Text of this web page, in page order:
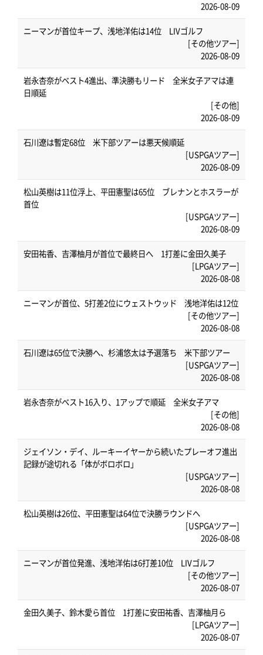
2026-08-09
ニーマンが首位キープ、浅地洋佑は14位 LIVゴルフ
[その他ツアー]
2026-08-09
岩永杏奈がベスト4進出、準決勝もリード 全米女子アマは連
日順延
[その他]
2026-08-09
石川遼は暫定68位 米下部ツアーは悪天候順延
[USPGAツアー]
2026-08-09
松山英樹は11位浮上、平田憲聖は65位 ブレナンとホスラーが
首位
[USPGAツアー]
2026-08-09
安田祐香、吉澤柚月が首位で最終日へ 1打差に金田久美子
[LPGAツアー]
2026-08-08
ニーマンが首位、5打差2位にウェストウッド 浅地洋佑は12位
[その他ツアー]
2026-08-08
石川遼は65位で決勝へ、杉浦悠太は予選落ち 米下部ツアー
[USPGAツアー]
2026-08-08
岩永杏奈がベスト16入り、1アップで順延 全米女子アマ
[その他]
2026-08-08
ジェイソン・デイ、ルーキーイヤーから続いたプレーオフ進出
記録が途切れる「体がボロボロ」
[USPGAツアー]
2026-08-08
松山英樹は26位、平田憲聖は64位で決勝ラウンドへ
[USPGAツアー]
2026-08-08
ニーマンが首位発進、浅地洋佑は6打差10位 LIVゴルフ
[その他ツアー]
2026-08-07
金田久美子、鈴木愛ら首位 1打差に安田祐香、吉澤柚月ら
[LPGAツアー]
2026-08-07